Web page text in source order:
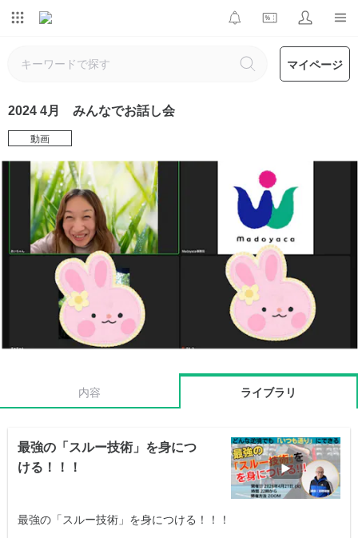
マイページ
2024 4月 みんなでお話し会
動画
内容 ライブラリ
最強の「スルー技術」を身につ
ける！！！
最強の「スルー技術」を身につける！！！